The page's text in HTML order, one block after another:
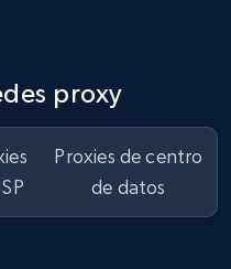
proxy
Proxies de centro
de datos